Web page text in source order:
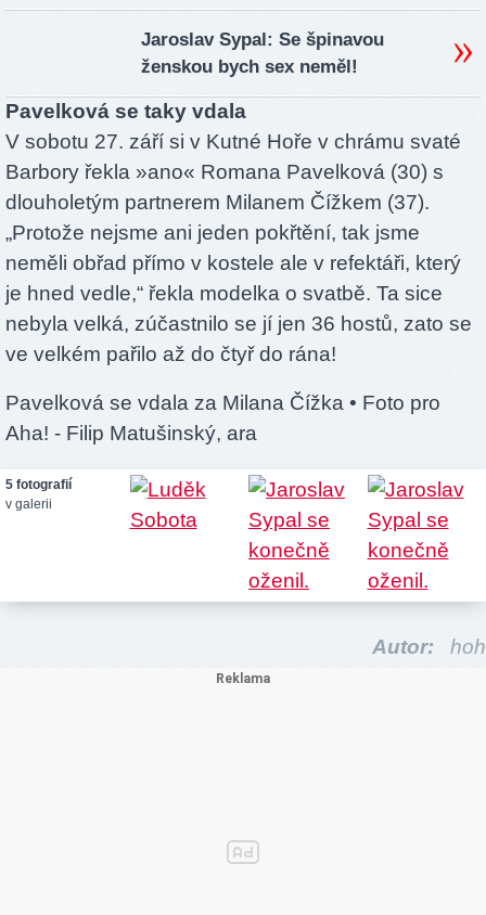
Jaroslav Sypal: Se špinavou
ženskou bych sex neměl!
Pavelková se taky vdala
V sobotu 27. září si v Kutné Hoře v chrámu svaté
Barbory řekla »ano« Romana Pavelková (30) s
dlouholetým partnerem Milanem Čížkem (37).
„Protože nejsme ani jeden pokřtění, tak jsme
neměli obřad přímo v kostele ale v refektáři, který
je hned vedle,“ řekla modelka o svatbě. Ta sice
nebyla velká, zúčastnilo se jí jen 36 hostů, zato se
ve velkém pařilo až do čtyř do rána!
Pavelková se vdala za Milana Čížka • Foto pro
Aha! - Filip Matušinský, ara
5 fotografií
v galerii
Autor: hoh